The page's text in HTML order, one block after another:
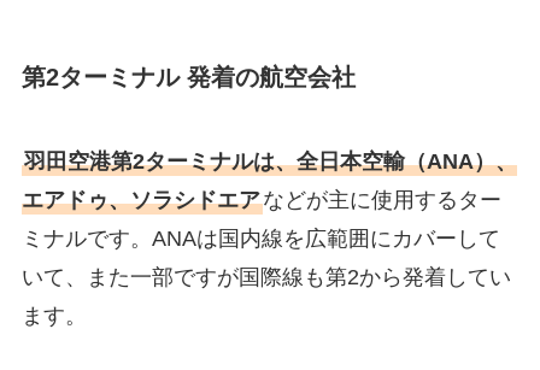
第2ターミナル 発着の航空会社
羽田空港第2ターミナルは、全日本空輸（ANA）、
エアドゥ、ソラシドエアなどが主に使用するター
ミナルです。ANAは国内線を広範囲にカバーして
いて、また一部ですが国際線も第2から発着してい
ます。